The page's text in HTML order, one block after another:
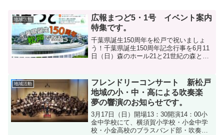
地域活動
広報まつど5・1号 イベント案内
特集です。
千葉県誕生150周年を松戸で祝いましょ
う！千葉県誕生150周年記念行事を6月11
日（日）森のホール21と21世紀の森と広
日） 普段は入ることのできない松戸の
「小さ...
地域活動
フレンドリーコンサート 新松戸
地域の小・中・高による吹奏楽
夢の響演のお知らせです。
3月17日（日）開場13：30開演14：00小
金中学校にて、横須賀小学校・小金中学
校・小金高校のブラスバンド部・吹奏楽